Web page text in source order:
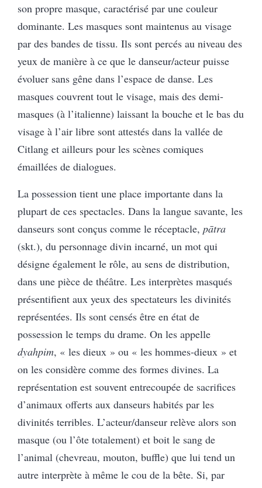
son propre masque, caractérisé par une couleur
dominante. Les masques sont maintenus au visage
par des bandes de tissu. Ils sont percés au niveau des
yeux de manière à ce que le danseur/acteur puisse
évoluer sans gêne dans l’espace de danse. Les
masques couvrent tout le visage, mais des demi-
masques (à l’italienne) laissant la bouche et le bas du
visage à l’air libre sont attestés dans la vallée de
Citlang et ailleurs pour les scènes comiques
émaillées de dialogues.
La possession tient une place importante dans la
plupart de ces spectacles. Dans la langue savante, les
danseurs sont conçus comme le réceptacle, pātra
(skt.), du personnage divin incarné, un mot qui
désigne également le rôle, au sens de distribution,
dans une pièce de théâtre. Les interprètes masqués
présentifient aux yeux des spectateurs les divinités
représentées. Ils sont censés être en état de
possession le temps du drame. On les appelle
dyahpim, « les dieux » ou « les hommes-dieux » et
on les considère comme des formes divines. La
représentation est souvent entrecoupée de sacrifices
d’animaux offerts aux danseurs habités par les
divinités terribles. L’acteur/danseur relève alors son
masque (ou l’ôte totalement) et boit le sang de
l’animal (chevreau, mouton, buffle) que lui tend un
autre interprète à même le cou de la bête. Si, par